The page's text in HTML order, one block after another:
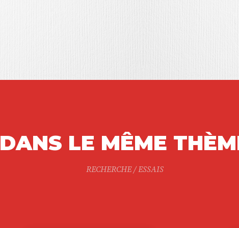
DANS LE MÊME
RECHERCHE / ESSAIS